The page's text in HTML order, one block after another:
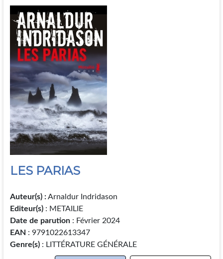
LES PARIAS
Auteur(s) :Arnaldur Indridason
Editeur(s) : METAILIE
Date de parution: Février 2024
EAN : 9791022613347
Genre(s): LITTÉRATURE GÉNÉRALE